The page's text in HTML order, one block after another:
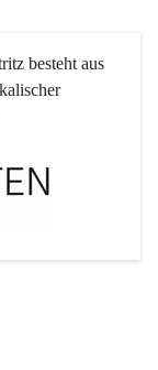
besteht aus